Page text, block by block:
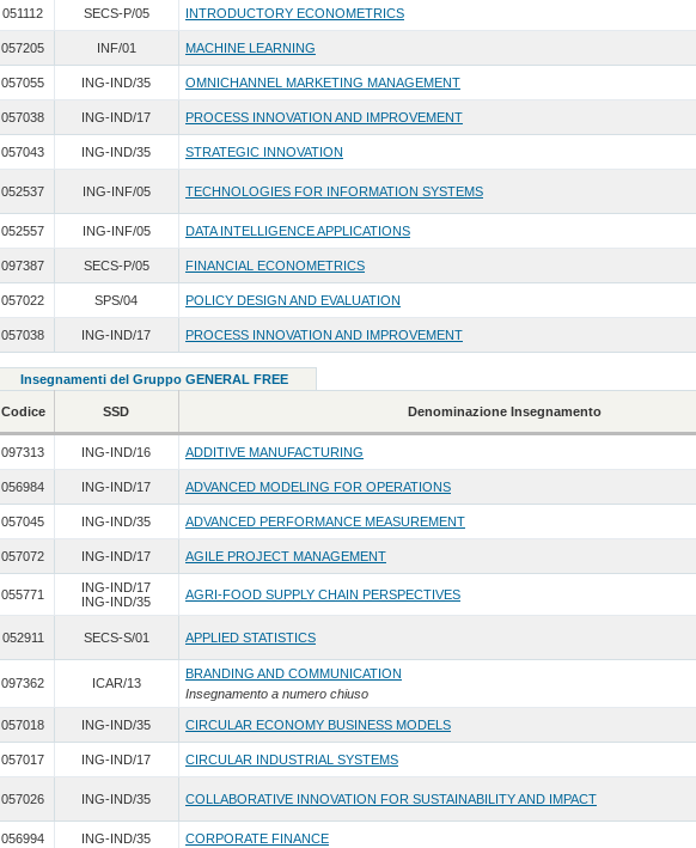
051112 SECS-P/05 INTRODUCTORY ECONOMETRICS
057205 INF/01 MACHINE LEARNING
057055 ING-IND/35 OMNICHANNEL MARKETING MANAGEMENT
057038 ING-IND/17 PROCESS INNOVATION AND IMPROVEMENT
057043 ING-IND/35 STRATEGIC INNOVATION
052537 ING-INF/05 TECHNOLOGIES FOR INFORMATION SYSTEMS
052557 ING-INF/05 DATA INTELLIGENCE APPLICATIONS
097387 SECS-P/05 FINANCIAL ECONOMETRICS
057022 SPS/04 POLICY DESIGN AND EVALUATION
057038 ING-IND/17 PROCESS INNOVATION AND IMPROVEMENT
Insegnamenti del Gruppo GENERAL FREE
Codice SSD Denominazione Insegnamento
097313 ING-IND/16 ADDITIVE MANUFACTURING
056984 ING-IND/17 ADVANCED MODELING FOR OPERATIONS
057045 ING-IND/35 ADVANCED PERFORMANCE MEASUREMENT
057072 ING-IND/17 AGILE PROJECT MANAGEMENT
055771
ING-IND/17
ING-IND/35
AGRI-FOOD SUPPLY CHAIN PERSPECTIVES
052911 SECS-S/01 APPLIED STATISTICS
097362 ICAR/13
BRANDING AND COMMUNICATION
Insegnamento a numero chiuso
057018 ING-IND/35 CIRCULAR ECONOMY BUSINESS MODELS
057017 ING-IND/17 CIRCULAR INDUSTRIAL SYSTEMS
057026 ING-IND/35 COLLABORATIVE INNOVATION FOR SUSTAINABILITY AND IMPACT
056994 ING-IND/35 CORPORATE FINANCE